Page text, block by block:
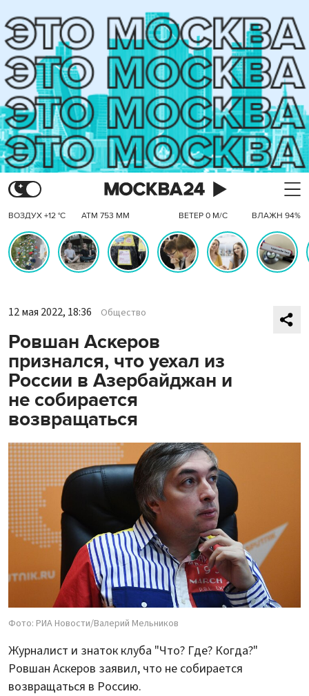
ВОЗДУХ +12 °C АТМ 753 ММ ВЕТЕР 0 М/С ВЛАЖН 94%
12 мая 2022, 18:36 Общество
Ровшан Аскеров
признался, что уехал из
России в Азербайджан и
не собирается
возвращаться
Фото: РИА Новости/Валерий Мельников
Журналист и знаток клуба "Что? Где? Когда?"
Ровшан Аскеров заявил, что не собирается
возвращаться в Россию.